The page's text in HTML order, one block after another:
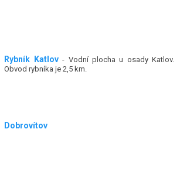
Rybník Katlov- Vodní plocha u osady Katlov.
Obvod rybníka je 2,5 km.
Dobrovítov